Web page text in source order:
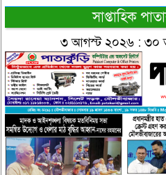
সাপ্তাহিক
৩ আগস্ট ২০২৬ : ৩০